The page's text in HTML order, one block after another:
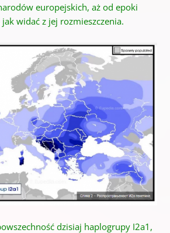
europejskich, aż od epoki
widać z jej rozmieszczenia.
dzisiaj haplogrupy I2a1,